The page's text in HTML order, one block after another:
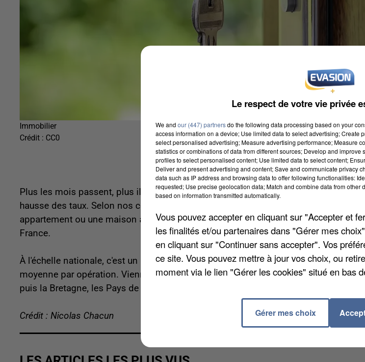
Immobilier
Crédit : CC0
Plus les mois passent, plus il semble difficile d'acquérir un bien immobilier. La
hausse des taux. Selon nos confrères de
appartement ou une maison atteint l'impressionnant chiffre de 272.000 euros en
France.
À l'échelle nationale, c'est un pallier historique qui vient d'être dépassé : 72.000
moyenne par opération. Viennent ensuite l'Auvergne-Rhône-Alpes avec plus de
puis la Bretagne, les Pays de la Loire et la Provence-Alpes-Côtes d'Azur autour des
Crédit : Nicolas Chacun
Le respect de votre vie privée
We and our (447) partnersdo the following data processing based on your
access information on a device; Use limited data to select advertising; Create
select personalised advertising; Measure advertising performance; Measure
statistics or combinations of data from different sources; Develop and
profiles to select personalised content; Use limited data to select content;
Deliver and present advertising and content; Save and communicate privacy
data such as IP address and browsing data to offer following functionalities:
requested; Use precise geolocation data; Match and combine data from other
based on information transmitted automatically.
Vous pouvez accepter en cliquant sur "Accepter et
les finalités et/ou partenaires dans "Gérer mes
en cliquant sur "Continuer sans accepter". Vos
ce site. Vous pouvez mettre à jour vos choix, ou
moment via le lien "Gérer les cookies" situé en bas
Gérer mes choix